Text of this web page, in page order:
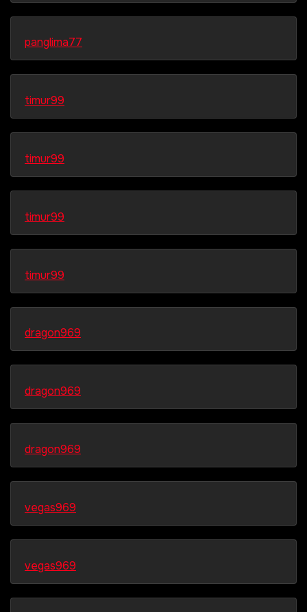
panglima77
timur99
timur99
timur99
timur99
dragon969
dragon969
dragon969
vegas969
vegas969